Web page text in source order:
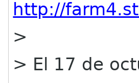
http://
>
> El 17 de